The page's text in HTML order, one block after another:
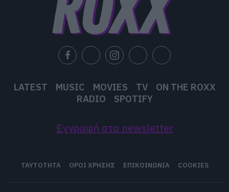
LATEST MUSIC MOVIES TV
ON THE ROXX
RADIO
SPOTIFY
Εγγραφή στο newsletter
ΤΑΥΤΟΤΗΤΑ ΟΡΟΙ ΧΡΗΣΗΣ ΕΠΙΚΟΙΝΩΝΙΑ COOKIES